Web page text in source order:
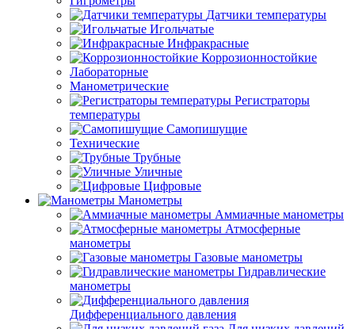
Датчики температуры
Игольчатые
Инфракрасные
Коррозионностойкие
Лабораторные
Манометрические
Регистраторы
температуры
Самопишущие
Технические
Трубные
Уличные
Цифровые
Манометры
Аммиачные манометры
Атмосферные
манометры
Газовые манометры
Гидравлические
манометры
Дифференциального давления